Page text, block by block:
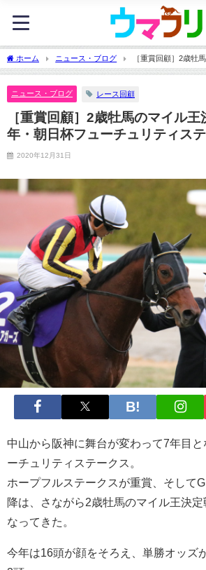
ホーム ニュース・ブログ
［重賞回顧］2歳牡
年・朝日杯フューチュリティステークス〜
ニュース・ブログ レース回顧
［重賞回顧］2歳牡馬のマイル
年・朝日杯フューチュリティス
2020年12月31日
中山から阪神に舞台が変わって7年目と
ーチュリティステークス。
ホープフルステークスが重賞、そして
降は、さながら2歳牡馬のマイル王決
なってきた。
今年は16頭が顔をそろえ、単勝オッズ